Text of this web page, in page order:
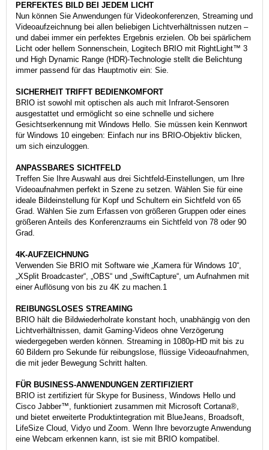
PERFEKTES BILD BEI JEDEM LICHT
Nun können Sie Anwendungen für Videokonferenzen, Streaming und
Videoaufzeichnung bei allen beliebigen Lichtverhältnissen nutzen –
und dabei immer ein perfektes Ergebnis erzielen. Ob bei spärlichem
Licht oder hellem Sonnenschein, Logitech BRIO mit RightLight™ 3
und High Dynamic Range (HDR)-Technologie stellt die Belichtung
immer passend für das Hauptmotiv ein: Sie.
SICHERHEIT TRIFFT BEDIENKOMFORT
BRIO ist sowohl mit optischen als auch mit Infrarot-Sensoren
ausgestattet und ermöglicht so eine schnelle und sichere
Gesichtserkennung mit Windows Hello. Sie müssen kein Kennwort
für Windows 10 eingeben: Einfach nur ins BRIO-Objektiv blicken,
um sich einzuloggen.
ANPASSBARES SICHTFELD
Treffen Sie Ihre Auswahl aus drei Sichtfeld-Einstellungen, um Ihre
Videoaufnahmen perfekt in Szene zu setzen. Wählen Sie für eine
ideale Bildeinstellung für Kopf und Schultern ein Sichtfeld von 65
Grad. Wählen Sie zum Erfassen von größeren Gruppen oder eines
größeren Anteils des Konferenzraums ein Sichtfeld von 78 oder 90
Grad.
4K-AUFZEICHNUNG
Verwenden Sie BRIO mit Software wie „Kamera für Windows 10“,
„XSplit Broadcaster“, „OBS“ und „SwiftCapture“, um Aufnahmen mit
einer Auflösung von bis zu 4K zu machen.1
REIBUNGSLOSES STREAMING
BRIO hält die Bildwiederholrate konstant hoch, unabhängig von den
Lichtverhältnissen, damit Gaming-Videos ohne Verzögerung
wiedergegeben werden können. Streaming in 1080p-HD mit bis zu
60 Bildern pro Sekunde für reibungslose, flüssige Videoaufnahmen,
die mit jeder Bewegung Schritt halten.
FÜR BUSINESS-ANWENDUNGEN ZERTIFIZIERT
BRIO ist zertifiziert für Skype for Business, Windows Hello und
Cisco Jabber™, funktioniert zusammen mit Microsoft Cortana®,
und bietet erweiterte Produktintegration mit BlueJeans, Broadsoft,
LifeSize Cloud, Vidyo und Zoom. Wenn Ihre bevorzugte Anwendung
eine Webcam erkennen kann, ist sie mit BRIO kompatibel.